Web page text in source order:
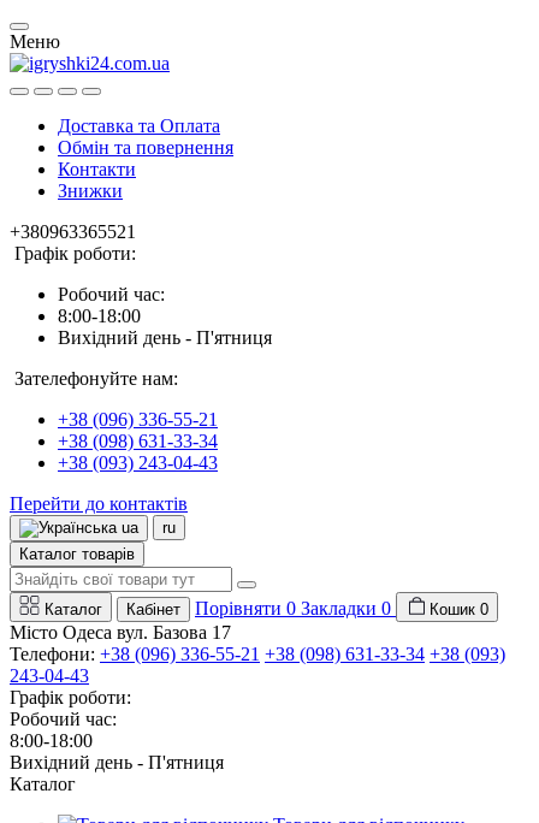
Меню
Доставка та Оплата
Обмін та повернення
Контакти
Знижки
+380963365521
Графік роботи:
Робочий час:
8:00-18:00
Вихідний день - П'ятниця
Зателефонуйте нам:
+38 (096) 336-55-21
+38 (098) 631-33-34
+38 (093) 243-04-43
Перейти до контактів
ua
ru
Каталог товарів
Каталог Кабінет Порівняти 0 Закладки 0 Кошик 0
Місто Одеса вул. Базова 17
Телефони: +38 (096) 336-55-21 +38 (098) 631-33-34 +38 (093)
243-04-43
Графік роботи:
Робочий час:
8:00-18:00
Вихідний день - П'ятниця
Каталог